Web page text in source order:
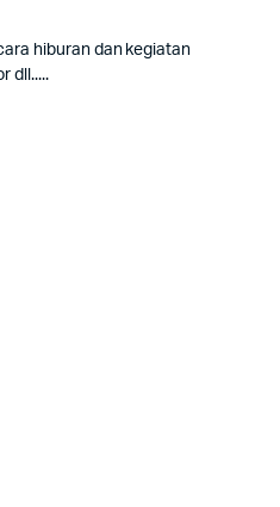
hiburan dan kegiatan
dll.....